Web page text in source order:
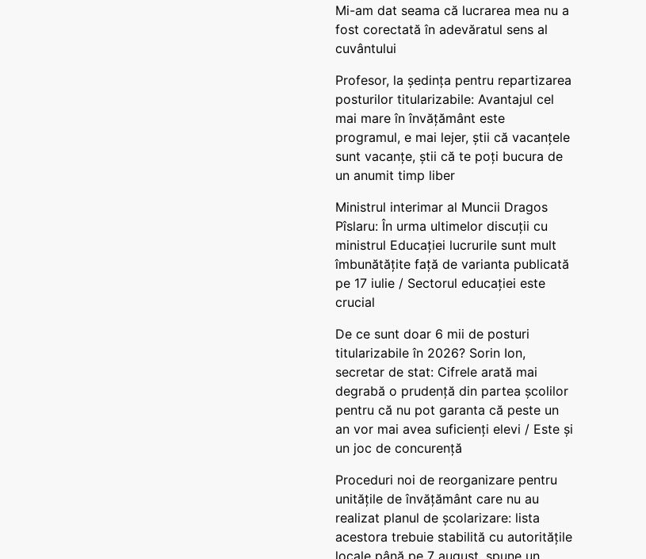
Mi-am dat seama că lucrarea mea nu a
fost corectată în adevăratul sens al
cuvântului
Profesor, la ședința pentru repartizarea
posturilor titularizabile: Avantajul cel
mai mare în învățământ este
programul, e mai lejer, știi că vacanțele
sunt vacanţe, știi că te poți bucura de
un anumit timp liber
Ministrul interimar al Muncii Dragos
Pîslaru: În urma ultimelor discuții cu
ministrul Educației lucrurile sunt mult
îmbunătățite față de varianta publicată
pe 17 iulie / Sectorul educației este
crucial
De ce sunt doar 6 mii de posturi
titularizabile în 2026? Sorin Ion,
secretar de stat: Cifrele arată mai
degrabă o prudență din partea școlilor
pentru că nu pot garanta că peste un
an vor mai avea suficienți elevi / Este și
un joc de concurență
Proceduri noi de reorganizare pentru
unitățile de învățământ care nu au
realizat planul de școlarizare: lista
acestora trebuie stabilită cu autoritățile
locale până pe 7 august, spune un